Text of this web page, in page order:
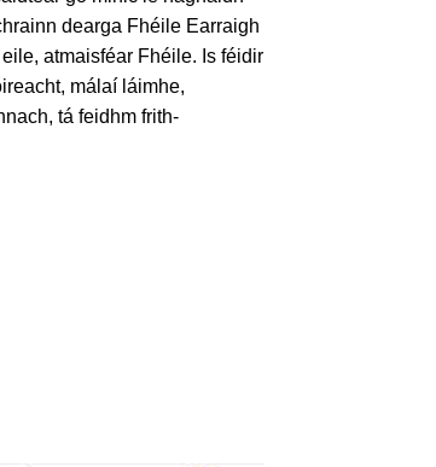
dearga Fhéile Earraigh
atmaisféar Fhéile. Is féidir
málaí láimhe,
tá feidhm frith-